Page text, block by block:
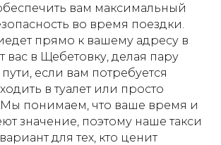
вам максимальный
во время поездки.
прямо к вашему адресу в
вас в Щебетовку, делая пару
если вам потребуется
в туалет или просто
Мы понимаем, что ваше время и
значение, поэтому наше такси
для тех, кто ценит